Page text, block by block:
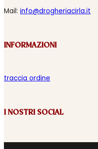
Mail: info@drogheriacirla.it
INFORMAZIONI
traccia ordine
I NOSTRI SOCIAL